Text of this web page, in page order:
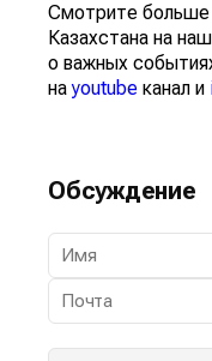
Смотрите больше
Казахстана на
о важных
наyoutube канал и
Обсуждение